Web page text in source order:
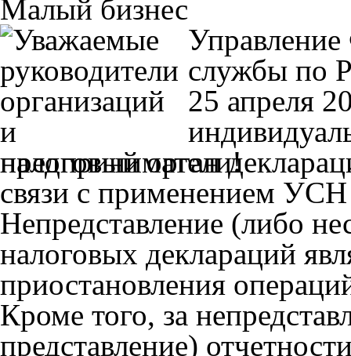
Малый бизнес
службы по
25 апреля
налоговый орган
связи с применением УСН
Непредставление (либо
налоговых деклараций
приостановления
Кроме того, за
представление)